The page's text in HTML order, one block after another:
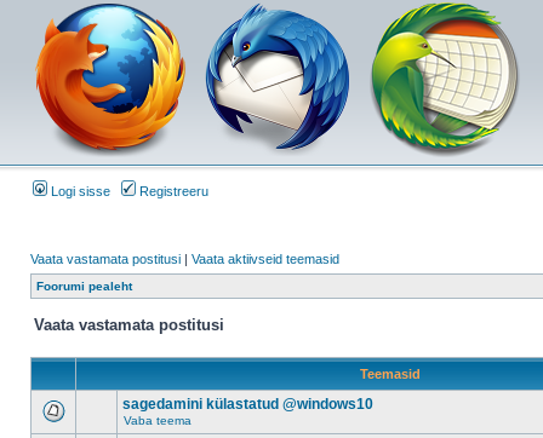
Logi sisse Registreeru
Vaata vastamata postitusi | Vaata aktiivseid teemasid
Foorumi pealeht
Vaata vastamata postitusi
Teemasid
sagedamini külastatud @windows10
Vaba teema